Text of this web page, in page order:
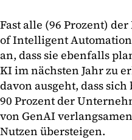
Fast alle (96 Prozent) der
of Intelligent
an, dass sie ebenfalls
KI im nächsten Jahr zu
davon ausgeht, dass sich
90 Prozent der
von GenAI
Nutzen übersteigen.